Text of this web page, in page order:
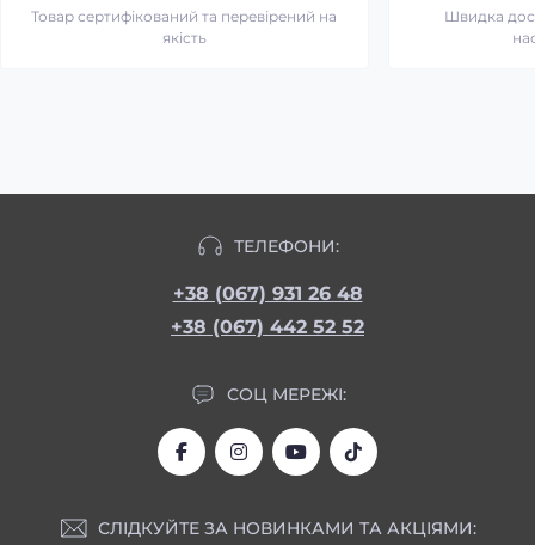
Товар сертифікований та перевірений на
якість
Швидка
ТЕЛЕФОНИ:
+38 (067) 931 26 48
+38 (067) 442 52 52
СОЦ МЕРЕЖІ:
СЛІДКУЙТЕ ЗА НОВИНКАМИ ТА АКЦІЯМИ: